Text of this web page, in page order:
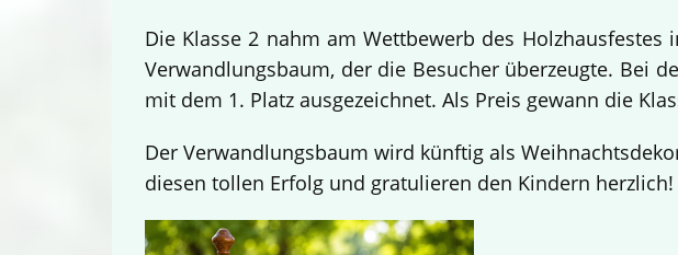
Die Klasse 2 nahm am Wettbewerb des
Verwandlungsbaum, der die Besucher überzeugte. Bei
mit dem 1. Platz ausgezeichnet. Als Preis gewann die
Der Verwandlungsbaum wird künftig als
diesen tollen Erfolg und gratulieren den Kindern herzlich!